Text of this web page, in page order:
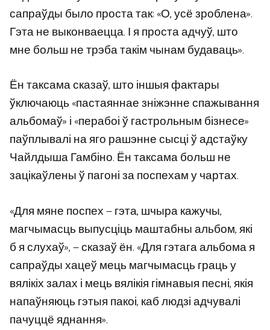
сапраўды было проста так: «О, усё зроблена».
Гэта не выконваецца. І я проста адчуў, што
мне больш не трэба такім чынам будаваць».
Ён таксама сказаў, што іншыя фактары
ўключаюць «пастаяннае зніжэнне спажывання
альбомаў» і «перабоі ў гастрольным бізнесе»
паўплывалі на яго рашэнне сысці ў адстаўку
Чайлдыша Гамбіно. Ён таксама больш не
зацікаўлены ў пагоні за поспехам у чартах.
«Для мяне поспех — гэта, шчыра кажучы,
магчымасць выпусціць маштабны альбом, які
б я слухаў», — сказаў ён. «Для гэтага альбома я
сапраўды хацеў мець магчымасць граць у
вялікіх залах і мець вялікія гімнавыя песні, якія
напаўняюць гэтыя пакоі, каб людзі адчувалі
пачуццё яднання».